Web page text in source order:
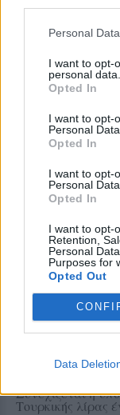
Personal
I want to opt-
personal data.
Opted In
I want to opt-
Personal Data.
Opted In
I want to opt-
Personal
Opted In
I want to opt-
Retention,
Personal
Purposes for
Opted Out
Data
έρευνα στο
«Ταφόπλακα»
τηλεφωνικών
επιχειρεί να
Άρειος Πάγος.
«όχι» του
Ανωτάτου
ανάσυρση από το
σκοτεινής
ΕΛΛΑΔΑ
χαμηλές
Στα 633 ευρώ η
χηρείας
Οριακή κάμψη
Συνεχίζεται η
Τουρκικής λίρας